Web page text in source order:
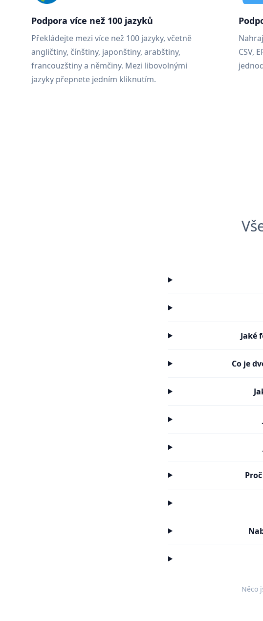
Podpora více než 100 jazyků
Překládejte mezi více než 100 jazyky, včetně
angličtiny, čínštiny, japonštiny, arabštiny,
francouzštiny a němčiny. Mezi libovolnými
jazyky přepnete jedním kliknutím.
CSV,
Jaké
Co je
Něco